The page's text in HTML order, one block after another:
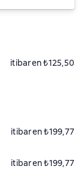
itibaren ₺125,50
itibaren ₺199,77
itibaren ₺199,77